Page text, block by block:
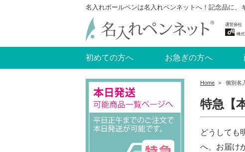
名入れボールペンは名入れペンネットへ！記念品に、
初めての方へ お急ぎの方へ
Home > 個別名
特急【
どうしても
へ、お届け